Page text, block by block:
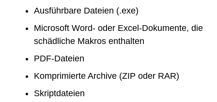
Ausführbare Dateien (.exe)
Microsoft Word- oder Excel-Dokumente, die
schädliche Makros enthalten
PDF-Dateien
Komprimierte Archive (ZIP oder RAR)
Skriptdateien